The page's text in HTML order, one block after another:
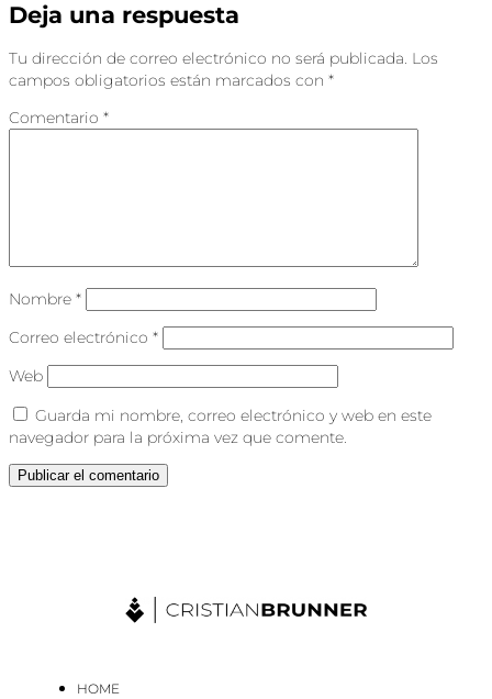
Deja una respuesta
Tu dirección de correo electrónico no será publicada. Los
campos obligatorios están marcados con *
Comentario *
Nombre *
Correo electrónico *
Web
Guarda mi nombre, correo electrónico y web en este
navegador para la próxima vez que comente.
HOME